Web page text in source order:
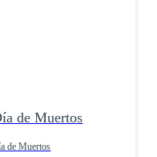
de Muertos
de Muertos